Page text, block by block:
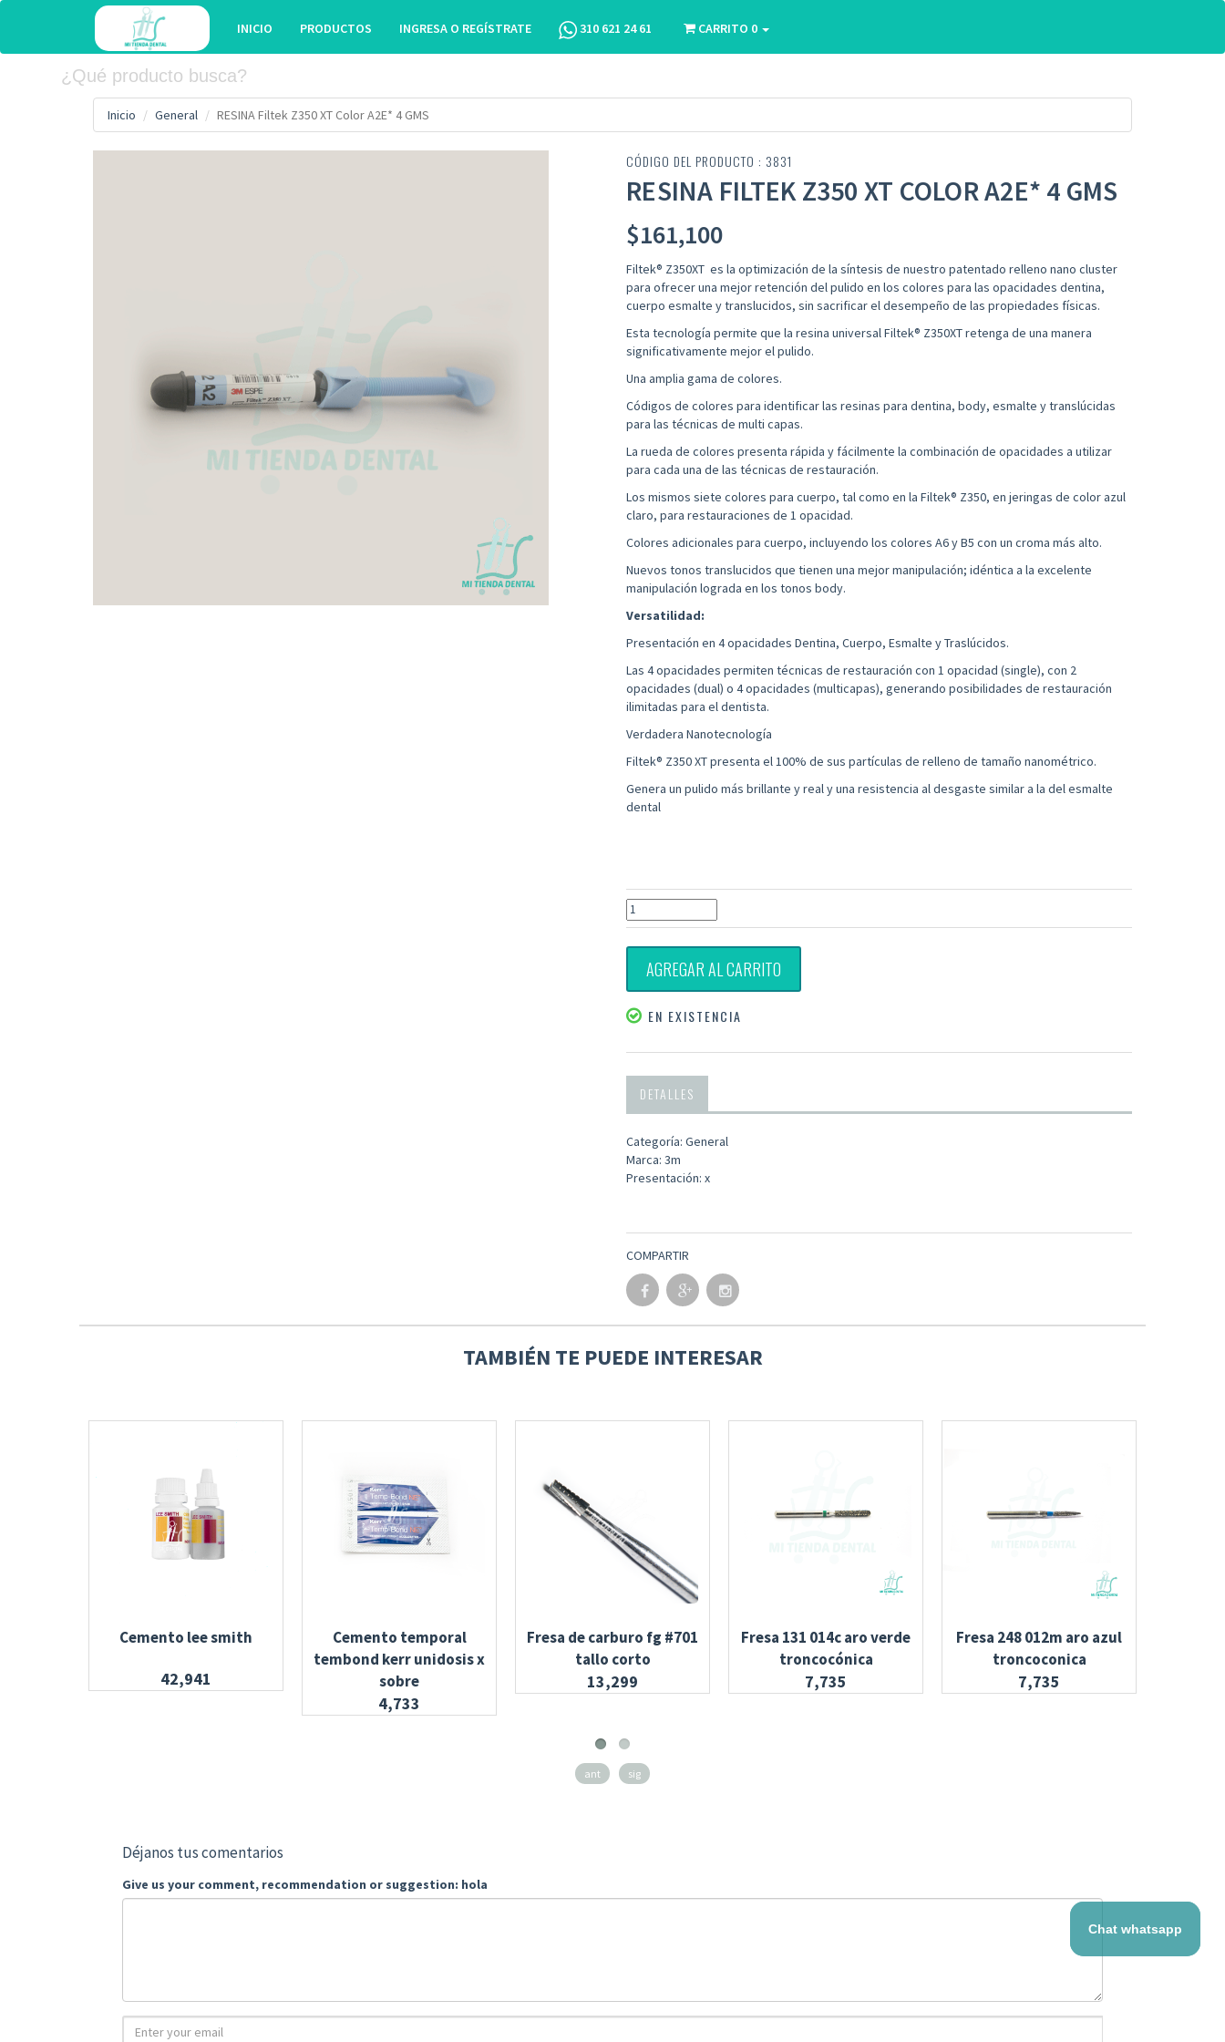
INICIO PRODUCTOS INGRESA O REGÍSTRATE 310 621 24 61 CARRITO 0
Inicio General RESINA Filtek Z350 XT Color A2E* 4 GMS
CÓDIGO DEL PRODUCTO : 3831
RESINA FILTEK Z350 XT COLOR A2E* 4 GMS
$161,100
Filtek® Z350XT es la optimización de la síntesis de nuestro patentado relleno nano cluster
para ofrecer una mejor retención del pulido en los colores para las opacidades dentina,
cuerpo esmalte y translucidos, sin sacrificar el desempeño de las propiedades físicas.
Esta tecnología permite que la resina universal Filtek® Z350XT retenga de una manera
significativamente mejor el pulido.
Una amplia gama de colores.
Códigos de colores para identificar las resinas para dentina, body, esmalte y translúcidas
para las técnicas de multi capas.
La rueda de colores presenta rápida y fácilmente la combinación de opacidades a utilizar
para cada una de las técnicas de restauración.
Los mismos siete colores para cuerpo, tal como en la Filtek® Z350, en jeringas de color azul
claro, para restauraciones de 1 opacidad.
Colores adicionales para cuerpo, incluyendo los colores A6 y B5 con un croma más alto.
Nuevos tonos translucidos que tienen una mejor manipulación; idéntica a la excelente
manipulación lograda en los tonos body.
Versatilidad:
Presentación en 4 opacidades Dentina, Cuerpo, Esmalte y Traslúcidos.
Las 4 opacidades permiten técnicas de restauración con 1 opacidad (single), con 2
opacidades (dual) o 4 opacidades (multicapas), generando posibilidades de restauración
ilimitadas para el dentista.
Verdadera Nanotecnología
Filtek® Z350 XT presenta el 100% de sus partículas de relleno de tamaño nanométrico.
Genera un pulido más brillante y real y una resistencia al desgaste similar a la del esmalte
dental
AGREGAR AL CARRITO
EN EXISTENCIA
DETALLES
Categoría: General
Marca: 3m
Presentación: x
COMPARTIR
TAMBIÉN TE PUEDE INTERESAR
Cemento lee smith
42,941
Cemento temporal
tembond kerr unidosis x
sobre
4,733
Fresa de carburo fg #701
tallo corto
13,299
Fresa 131 014c aro verde
troncocónica
7,735
Fresa 248 012m aro azul
troncoconica
7,735
ant sig
Déjanos tus comentarios
Give us your comment, recommendation or suggestion: hola
Chat whatsapp